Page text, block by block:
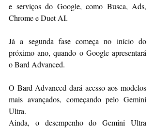
e serviços do Google, como Busca, Ads,
Chrome e Duet AI.
Já a segunda fase começa no início do
próximo ano, quando o Google apresentará
o Bard Advanced.
O Bard Advanced dará acesso aos modelos
mais avançados, começando pelo Gemini
Ultra.
Ainda, o desempenho do Gemini Ultra